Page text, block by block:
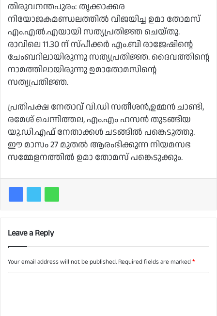
തിരുവനന്തപുരം: തൃക്കാക്കര
നിയോജകമണ്ഡലത്തില്‍ വിജയിച്ച ഉമാ തോമസ്
എം.എല്‍.എയായി സത്യപ്രതിജ്ഞ ചെയ്തു.
രാവിലെ 11.30 ന് സ്പീക്കര്‍ എം.ബി രാജേഷിന്റെ
ചേംബറിലായിരുന്നു സത്യപ്രതിജ്ഞ. ദൈവത്തിന്റെ
നാമത്തിലായിരുന്നു ഉമാതോമസിന്റെ
സത്യപ്രതിജ്ഞ.
പ്രതിപക്ഷ നേതാവ് വി.ഡി സതീശന്‍,ഉമ്മന്‍ ചാണ്ടി,
രമേശ് ചെന്നിത്തല, എം.എം ഹസന്‍ തുടങ്ങിയ
യു.ഡി.എഫ് നേതാക്കള്‍ ചടങ്ങില്‍ പങ്കെടുത്തു.
ഈ മാസം 27 മുതല്‍ ആരംഭിക്കുന്ന നിയമസഭ
സമ്മേളനത്തില്‍ ഉമാ തോമസ് പങ്കെടുക്കും.
Leave a Reply
Your email address will not be published. Required fields are marked*